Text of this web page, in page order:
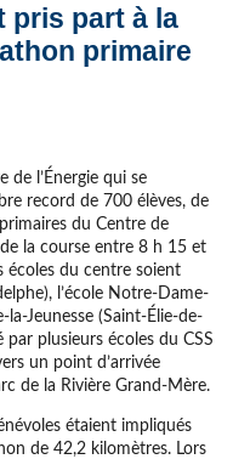
pris part à la
primaire
l’Énergie qui se
record de 700 élèves, de
du Centre de
de la course entre 8 h 15 et
écoles du centre soient
l’école Notre-Dame-
la-Jeunesse (Saint-Élie-de-
plusieurs écoles du CSS
un point d’arrivée
de la Rivière Grand-Mère.
étaient impliqués
de 42,2 kilomètres. Lors